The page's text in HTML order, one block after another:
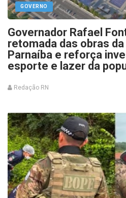
GOVERNO
Governador Rafael
retomada das obras
Parnaíba e reforça
esporte e lazer da
Redação RN